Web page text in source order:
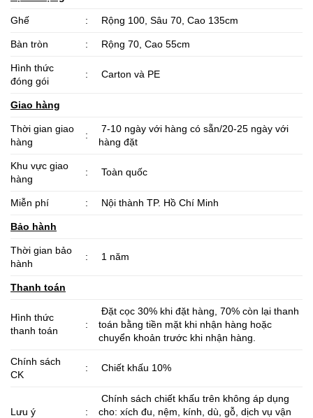
Ghế : Rộng 100, Sâu 70, Cao 135cm
Bàn tròn : Rộng 70, Cao 55cm
Hình thức
đóng gói
: Carton và PE
Giao hàng
Thời gian giao
hàng
:
7-10 ngày với hàng có sẵn/20-25 ngày với
hàng đặt
Khu vực giao
hàng
: Toàn quốc
Miễn phí : Nội thành TP. Hồ Chí Minh
Bảo hành
Thời gian bảo
hành
: 1 năm
Thanh toán
Hình thức
thanh toán
:
Đặt cọc 30% khi đặt hàng, 70% còn lại thanh
toán bằng tiền mặt khi nhận hàng hoặc
chuyển khoản trước khi nhận hàng.
Chính sách
CK
: Chiết khấu 10%
Lưu ý :
Chính sách chiết khấu trên không áp dụng
cho: xích đu, nệm, kính, dù, gỗ, dịch vụ vận